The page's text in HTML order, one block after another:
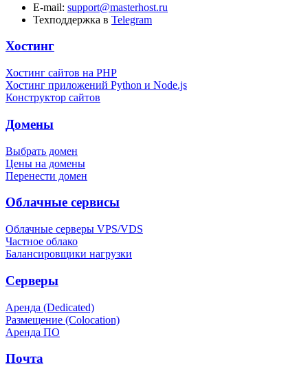
E-mail: support@masterhost.ru
Техподдержка в Telegram
Хостинг
Хостинг сайтов на PHP
Хостинг приложений Python и Node.js
Конструктор сайтов
Домены
Выбрать домен
Цены на домены
Перенести домен
Облачные сервисы
Облачные серверы VPS/VDS
Частное облако
Балансировщики нагрузки
Серверы
Аренда (Dedicated)
Размещение (Colocation)
Аренда ПО
Почта